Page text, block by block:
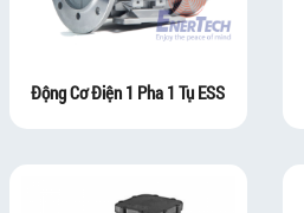
Động Cơ Điện 1 Pha 1 Tụ ESS